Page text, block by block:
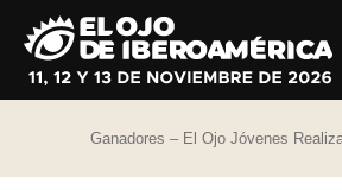
contenido
Ganadores – El Ojo Jóvenes